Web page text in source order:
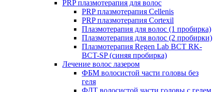
PRP плазмотерапия для волос
PRP плазмотерапия Cellenis
PRP плазмотерапия Cortexil
Плазмотерапия для волос (1 пробирка)
Плазмотерапия для волос (2 пробирки)
Плазмотерапия Regen Lab BCT RK-
BCT-SP (синяя пробирка)
Лечение волос лазером
ФБМ волосистой части головы без
геля
ФДТ волосистой части головы с гелем